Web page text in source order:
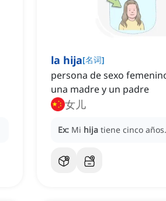
la hija[名词]
persona de sexo
una madre y un padre
女儿
Ex: Mi hija tiene cinco años.